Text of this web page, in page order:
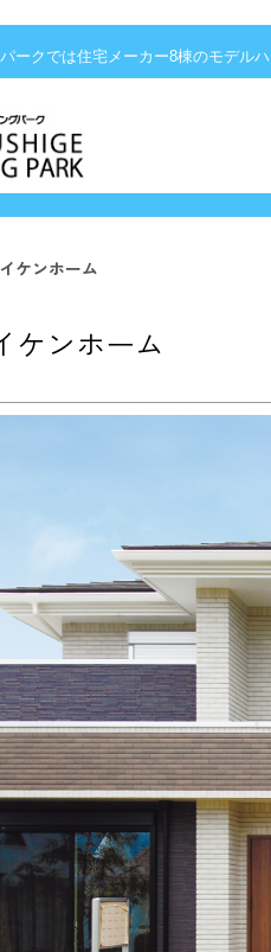
ークでは住宅メーカー8棟のモデルハ
ケンホーム
ケンホーム